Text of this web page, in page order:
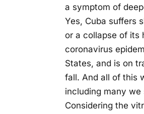
a symptom of
Yes, Cuba suffers
or a collapse of its
coronavirus
States, and is on
fall. And all of this
including many
Considering the